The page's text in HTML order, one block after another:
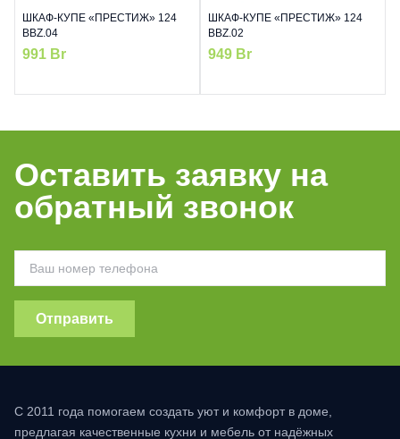
ШКАФ-КУПЕ «ПРЕСТИЖ» 124
BBZ.04
991 Br
ШКАФ-КУПЕ «ПРЕСТИЖ» 124
BBZ.02
949 Br
Оставить заявку на
обратный звонок
Отправить
С 2011 года помогаем создать уют и комфорт в доме,
предлагая качественные кухни и мебель от надёжных